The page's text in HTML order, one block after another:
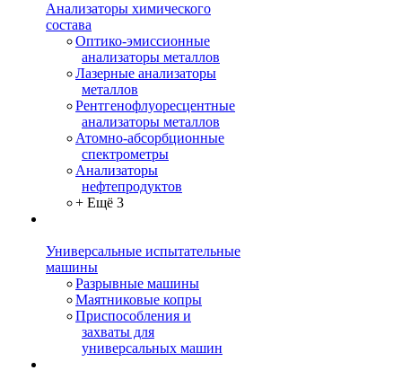
Анализаторы химического
состава
Оптико-эмиссионные
анализаторы металлов
Лазерные анализаторы
металлов
Рентгенофлуоресцентные
анализаторы металлов
Атомно-абсорбционные
спектрометры
Анализаторы
нефтепродуктов
+ Ещё 3
Универсальные испытательные
машины
Разрывные машины
Маятниковые копры
Приспособления и
захваты для
универсальных машин